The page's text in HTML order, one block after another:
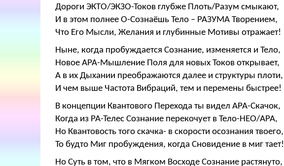
Дороги ЭКТО/ЭКЗО-Токов глубже Плоть/Разум смыкают,
И в этом полнее О-Сознаёшь Тело – РАЗУМА Творением,
Что Его Мысли, Желания и глубинные Мотивы отражает!
Ныне, когда пробуждается Сознание, изменяется и Тело,
Новое АРА-Мышление Поля для новых Токов открывает,
А в их Дыхании преображаются далее и структуры плоти,
И чем выше Частота Вибраций, тем и перемены быстрее!
В концепции Квантового Перехода ты видел АРА-Скачок,
Когда из РА-Телес Сознание перекочует в Тело-НЕО/АРА,
Но Квантовость того скачка- в скорости осознания твоего,
То будто Миг пробуждения, когда Сновидение в миг тает!
Но Суть в том, что в Мягком Восходе Сознание растянуто,